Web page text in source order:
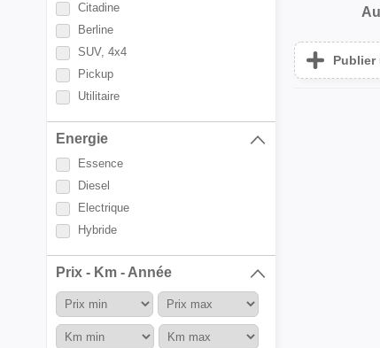
Citadine
Berline
SUV, 4x4
Pickup
Utilitaire
Energie
Essence
Diesel
Electrique
Hybride
Prix - Km - Année
Publier